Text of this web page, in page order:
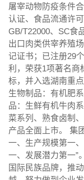
屠宰动物防疫条件
认证、食品流通许
GB/T22000、SC食
出口肉类供宰养殖
记证书；已注册29
利，荣获1项著名商
标，并入选湖南重
生物制品：有机肥
品：生鲜有机牛肉
菜系列、熟食卤制
产品全面上市。 集
一、生产规模第一
一、发展潜力第一”
国际民族品牌，推